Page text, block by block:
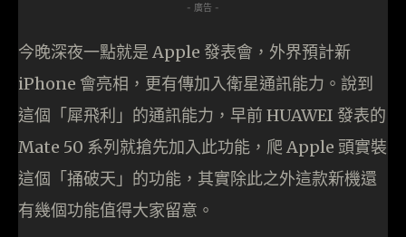
- 廣告 -
今晚深夜一點就是 Apple 發表會，外界預計新
iPhone 會亮相，更有傳加入衛星通訊能力。說到
這個「犀飛利」的通訊能力，早前 HUAWEI 發表的
Mate 50 系列就搶先加入此功能，爬 Apple 頭實裝
這個「捅破天」的功能，其實除此之外這款新機還
有幾個功能值得大家留意。